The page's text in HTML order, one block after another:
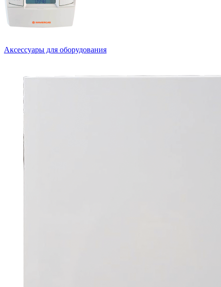
Аксессуары для оборудования